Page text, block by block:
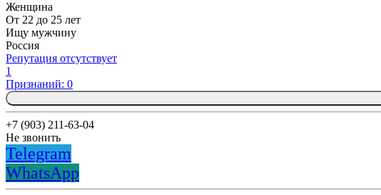
Женщина
От 22 до 25 лет
Ищу мужчину
Россия
Репутация отсутствует
1
Признаний: 0
+7 (903) 211-63-04
Не звонить
Telegram
WhatsApp